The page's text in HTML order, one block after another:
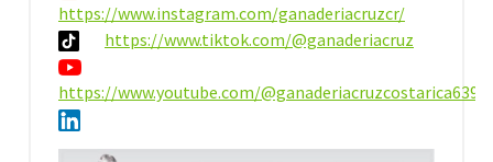
https://www.instagram.com/ganaderiacruzcr/
https://www.tiktok.com/@ganaderiacruz
https://www.youtube.com/@ganaderiacruzcostarica6395